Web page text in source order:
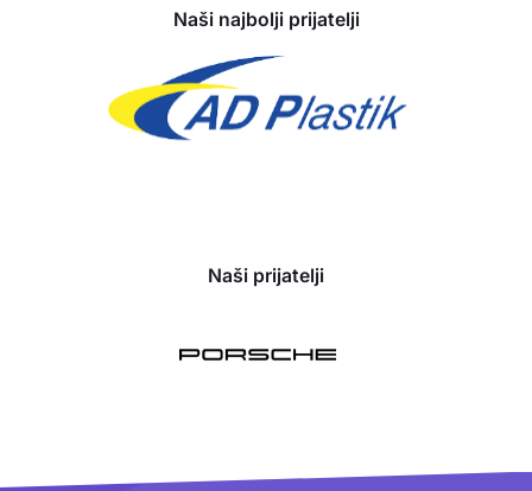
Naši najbolji prijatelji
Naši prijatelji